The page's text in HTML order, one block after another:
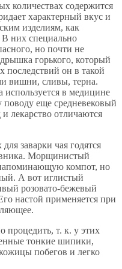
количествах содержится
характерный вкус и
изделиям, как
них специально
но почти не
горького, который
последствий он в такой
вишни, сливы, терна.
используется в медицине
еще средневековый
лекарство отличаются
заварки чая годятся
Морщинистый
компот, но
А вот иглистый
розовато-бежевый
настой применяется при
процедить, т. к. у этих
тонкие шипики,
побегов и легко